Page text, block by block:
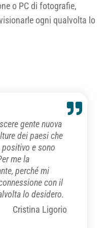
o PC di fotografie,
ogni qualvolta lo
Cristina Ligorio
gente nuova
dei paesi che
e sono
me la
perché mi
con il
lo desidero.